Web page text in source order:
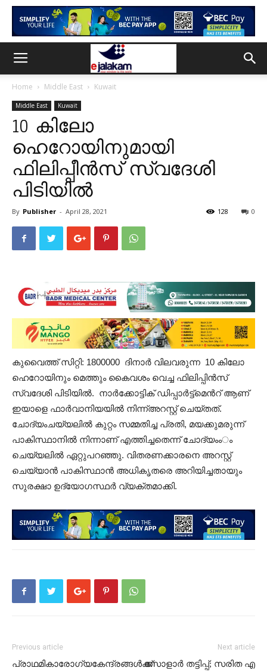
Home Middle East Kuwait
Middle East Kuwait
10 കിലോ
ഹെറോയിനുമായി
ഫിലിപ്പീൻസ് സ്വദേശി
പിടിയിൽ
By Publisher - April 28, 2021 0
128
കുവൈത്ത് സിറ്റി: 1800000 ദിനാർ വിലവരുന്ന 10 കിലോ
ഹെറോയിനും മെത്തും കൈവശം വെച്ച ഫിലിപ്പിൻസ്
സ്വദേശി പിടിയിൽ. നാർക്കോട്ടിക് ഡിപ്പാർട്ട്മെൻറ് ആണ്
ഇയാളെ ഫാർവാനിയയിൽ നിന്ന്അറസ്റ്റ് ചെയ്തത്.
ചോദ്യംചയ്യലിൽ കുറ്റം സമ്മതിച്ച പ്രതി, മയക്കുമരുന്ന്
പാകിസ്ഥാനിൽ നിന്നാണ് എത്തിച്ചതെന്ന് ചോദ്യംംം
ചെയ്യലിൽ ഏറ്റുപറഞ്ഞു. വിതരണക്കാരനെ അറസ്റ്റ്
ചെയ്യാൻ പാകിസ്ഥാൻ അധികൃതരെ അറിയിച്ചതായും
സുരക്ഷാ ഉദ്യോഗസ്ഥർ വ്യക്തമാക്കി.
Previous article
പ്രാഥമികാരോഗ്യകേന്ദ്രങ്ങൾക്ക്
Next article
സോളാർ തട്ടിപ്പ്; സ​​​രി​​​ത എ​​​